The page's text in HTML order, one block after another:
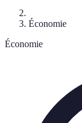
Économie
Économie